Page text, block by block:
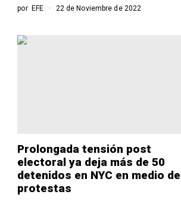
por EFE 22 de Noviembre de 2022
Prolongada tensión post
electoral ya deja más de 50
detenidos en NYC en medio de
protestas